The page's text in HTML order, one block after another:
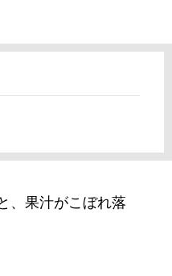
、果汁がこぼれ落